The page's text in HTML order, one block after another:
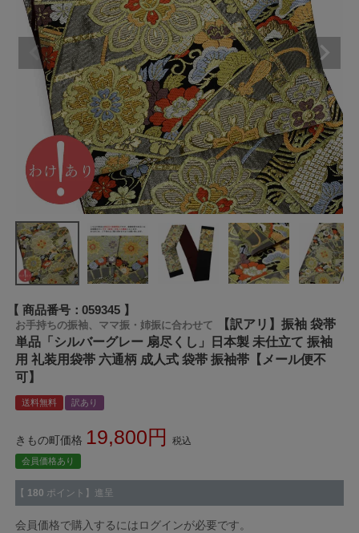
商品番号 059345
お手持ちの振袖、ママ振・姉振に合わせて
【訳アリ】振袖 袋帯
単品「シルバーグレー 扇尽くし」日本製 未仕立て 振袖
用 礼装用袋帯 六通柄 成人式 袋帯 振袖帯【メール便不
可】
送料無料 訳あり
きもの町価格 19,800 税込
会員価格あり
【 180 ポイント】進呈
会員価格で購入するにはログインが必要です。